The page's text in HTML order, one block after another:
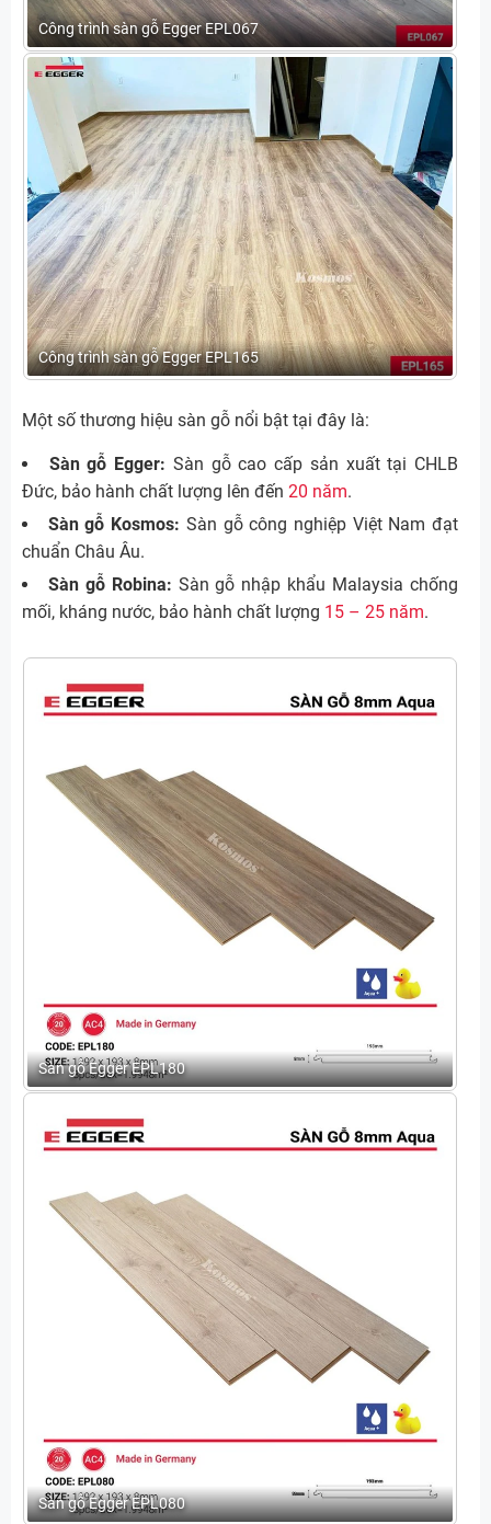
Công trình sàn gỗ Egger EPL067
Công trình sàn gỗ Egger EPL165
Một số thương hiệu sàn gỗ nổi bật tại đây là:
Sàn gỗ Egger: Sàn gỗ cao cấp sản xuất tại CHLB
Đức, bảo hành chất lượng lên đến 20 năm.
Sàn gỗ Kosmos: Sàn gỗ công nghiệp Việt Nam đạt
chuẩn Châu Âu.
Sàn gỗ Robina: Sàn gỗ nhập khẩu Malaysia chống
mối, kháng nước, bảo hành chất lượng 15 – 25 năm.
Sàn gỗ Egger EPL180
Sàn gỗ Egger EPL080